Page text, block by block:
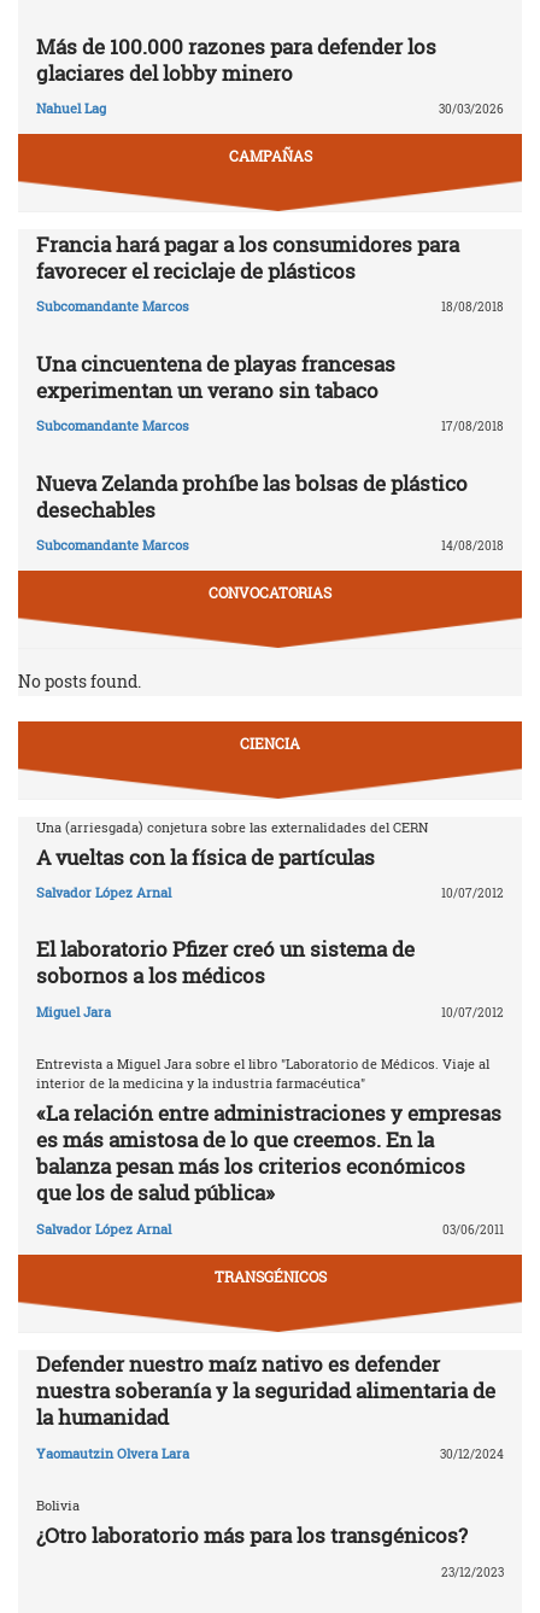
Más de 100.000 razones para defender los
glaciares del lobby minero
Nahuel Lag 30/03/2026
CAMPAÑAS
Francia hará pagar a los consumidores para
favorecer el reciclaje de plásticos
Subcomandante Marcos 18/08/2018
Una cincuentena de playas francesas
experimentan un verano sin tabaco
Subcomandante Marcos 17/08/2018
Nueva Zelanda prohíbe las bolsas de plástico
desechables
Subcomandante Marcos 14/08/2018
CONVOCATORIAS
No posts found.
CIENCIA
Una (arriesgada) conjetura sobre las externalidades del CERN
A vueltas con la física de partículas
Salvador López Arnal 10/07/2012
El laboratorio Pfizer creó un sistema de
sobornos a los médicos
Miguel Jara 10/07/2012
Entrevista a Miguel Jara sobre el libro "Laboratorio de Médicos. Viaje al
interior de la medicina y la industria farmacéutica"
«La relación entre administraciones y empresas
es más amistosa de lo que creemos. En la
balanza pesan más los criterios económicos
que los de salud pública»
Salvador López Arnal 03/06/2011
TRANSGÉNICOS
Defender nuestro maíz nativo es defender
nuestra soberanía y la seguridad alimentaria de
la humanidad
Yaomautzin Olvera Lara 30/12/2024
Bolivia
¿Otro laboratorio más para los transgénicos?
23/12/2023